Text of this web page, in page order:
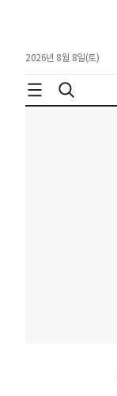
2026년 8월 8일(토)